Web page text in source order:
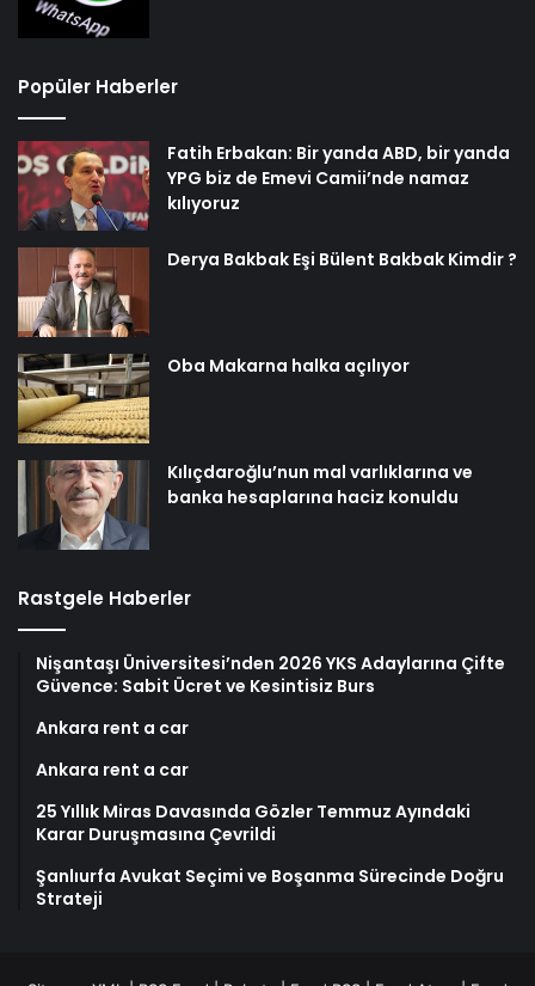
Popüler Haberler
Fatih Erbakan: Bir yanda ABD, bir yanda
YPG biz de Emevi Camii’nde namaz
kılıyoruz
Derya Bakbak Eşi Bülent Bakbak Kimdir ?
Oba Makarna halka açılıyor
Kılıçdaroğlu’nun mal varlıklarına ve
banka hesaplarına haciz konuldu
Rastgele Haberler
Nişantaşı Üniversitesi’nden 2026 YKS Adaylarına Çifte
Güvence: Sabit Ücret ve Kesintisiz Burs
Ankara rent a car
Ankara rent a car
25 Yıllık Miras Davasında Gözler Temmuz Ayındaki
Karar Duruşmasına Çevrildi
Şanlıurfa Avukat Seçimi ve Boşanma Sürecinde Doğru
Strateji